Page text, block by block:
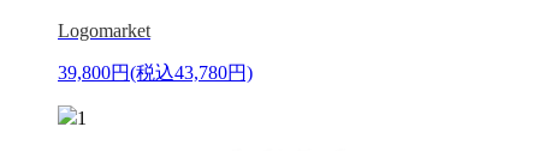
Logomarket
39,800円(税込43,780円)
1